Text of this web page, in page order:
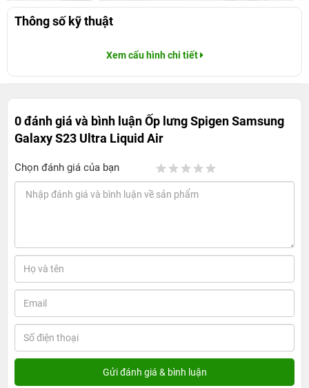
Thông số kỹ thuật
Xem cấu hình chi tiết
0 đánh giá và bình luậnỐp lưng Spigen Samsung
Galaxy S23 Ultra Liquid Air
Chọn đánh giá của bạn